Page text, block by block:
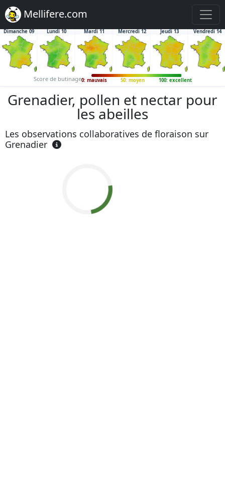
Mellifere.com
Dimanche 09 Lundi 10 Mardi 11 Mercredi 12 Jeudi 13 Vendredi 14
Score de butinage0: mauvais 50: moyen 100: excellent
Grenadier, pollen et nectar pour
les abeilles
Les observations collaboratives de floraison sur
Grenadier